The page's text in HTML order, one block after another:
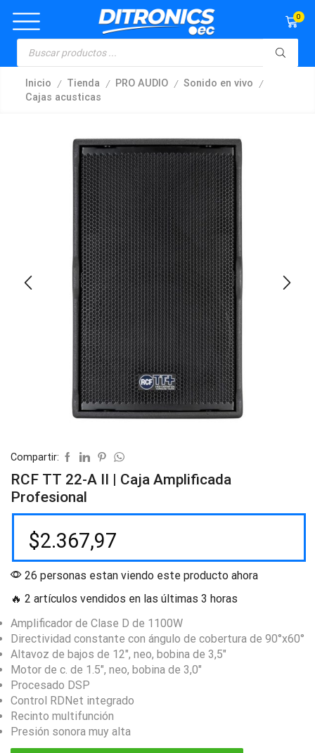
0
Inicio / Tienda / PRO AUDIO / Sonido en vivo /
Cajas acusticas
Compartir:
RCF TT 22-A II | Caja Amplificada
Profesional
$2.367,97
26 personas estan viendo este producto ahora
🔥 2 artículos vendidos en las últimas 3 horas
Amplificador de Clase D de 1100W
Directividad constante con ángulo de cobertura de 90°x60°
Altavoz de bajos de 12″, neo, bobina de 3,5″
Motor de c. de 1.5″, neo, bobina de 3,0″
Procesado DSP
Control RDNet integrado
Recinto multifunción
Presión sonora muy alta